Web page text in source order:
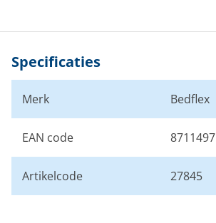
Specificaties
Merk Bedflex
EAN code
Artikelcode 27845